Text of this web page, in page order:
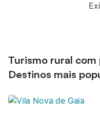
Turismo rural com
Destinos mais